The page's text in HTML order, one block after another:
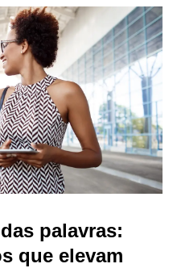
palavras:
que elevam